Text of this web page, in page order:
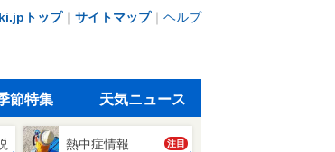
トップ｜ サイトマップ｜ ヘルプ
節特集 天気ニュース
熱中症情報 注目